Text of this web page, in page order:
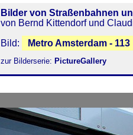
Bilder von Straßenbahnen
von Bernd Kittendorf und
Bild:
Metro Amsterdam - 113
zur Bilderserie: PictureGallery